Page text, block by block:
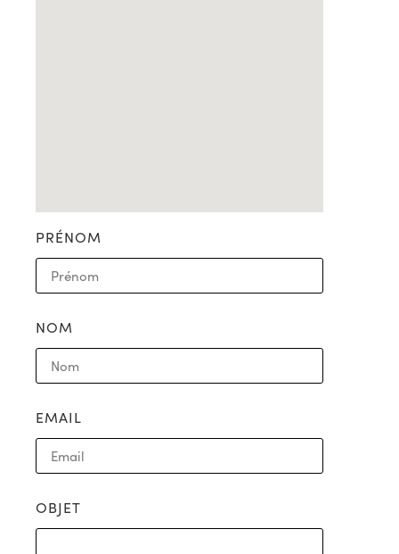
PRÉNOM
NOM
EMAIL
OBJET